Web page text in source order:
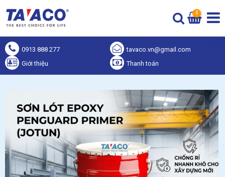
0
0913 888 277
tavaco.vn@gmail.com
Giới thiệu
Thanh toán